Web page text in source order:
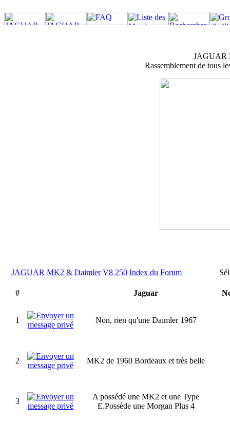
JAGUAR
Rassemblement de tous
JAGUAR MK2 & Daimler V8 250 Index du Forum
# Jaguar
1 Non, rien qu'une Daimler 1967
2 MK2 de 1960 Bordeaux et très belle
3
A possédé une MK2 et une Type
E.Possède une Morgan Plus 4